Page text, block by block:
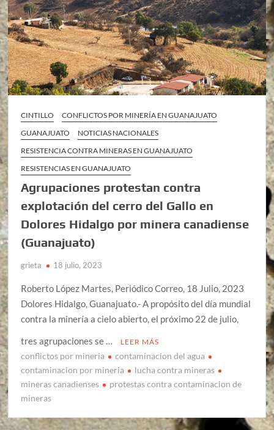
CINTILLO
CONFLICTOS POR MINERÍA EN GUANAJUATO
GUANAJUATO
NOTICIAS NACIONALES
RESISTENCIA CONTRA MINERAS EN GUANAJUATO
RESISTENCIAS EN GUANAJUATO
Agrupaciones protestan contra
explotación del cerro del Gallo en
Dolores Hidalgo por minera canadiense
(Guanajuato)
grieta 18 julio, 2023
Roberto López Martes, Periódico Correo, 18 Julio, 2023
Dolores Hidalgo, Guanajuato.- A propósito del día mundial
contra la minería a cielo abierto, el próximo 22 de julio,
tres agrupaciones se …
LEER MÁS
conflictos por mineria
contaminacion del agua
contaminacion por mineria
lucha contra mineras
mineras canadienses
protestas contra contaminacion de
mineras